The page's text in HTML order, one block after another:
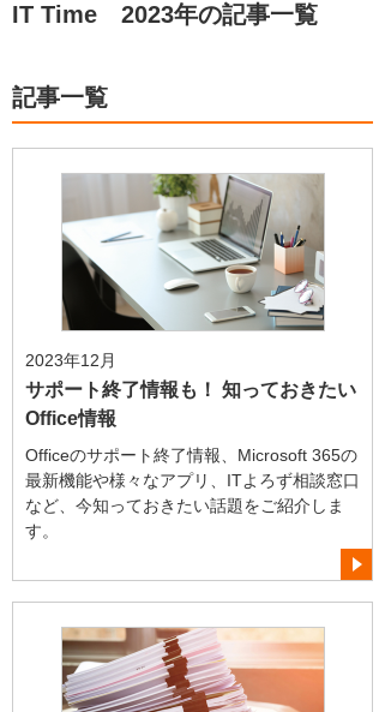
IT Time 2023年の記事一覧
記事一覧
2023年12月
サポート終了情報も！ 知っておきたい
Office情報
Officeのサポート終了情報、Microsoft 365の
最新機能や様々なアプリ、ITよろず相談窓口
など、今知っておきたい話題をご紹介しま
す。